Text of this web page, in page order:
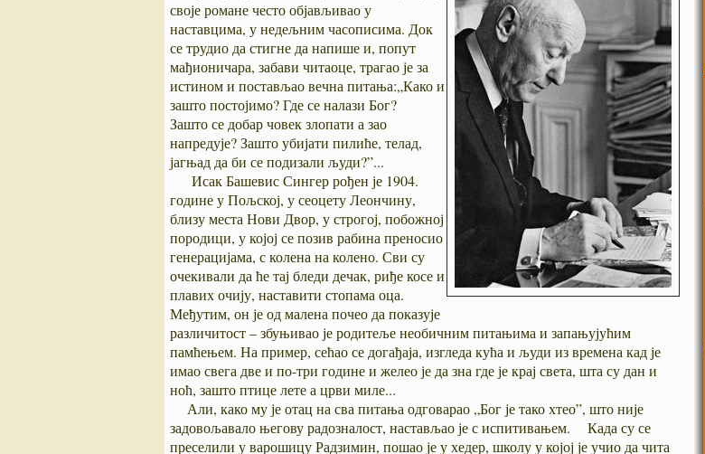
своје романе често објављивао у
наставцима, у недељним часописима. Док
се трудио да стигне да напише и, попут
мађионичара, забави читаоце, трагао је за
истином и постављао вечна питања:„Како и
зашто постојимо? Где се налази Бог?
Зашто се добар човек злопати а зао
напредује? Зашто убијати пилиће, телад,
јагњад да би се подизали људи?”...
Исак Башевис Сингер рођен је 1904.
године у Пољској, у сеоцету Леончину,
близу места Нови Двор, у строгој, побожној
породици, у којој се позив рабина преносио
генерацијама, с колена на колено. Сви су
очекивали да ће тај бледи дечак, риђе косе и
плавих очију, наставити стопама оца.
Међутим, он је од малена почео да показује
различитост – збуњивао је родитеље необичним питањима и запањујућим
памћењем. На пример, сећао се догађаја, изгледа кућа и људи из времена кад је
имао свега две и по-три године и желео је да зна где је крај света, шта су дан и
ноћ, зашто птице лете а црви миле...
Али, како му је отац на сва питања одговарао „Бог је тако хтео”, што није
задовољавало његову радозналост, настављао је с испитивањем. Када су се
преселили у варошицу Радзимин, пошао је у хедер, школу у којој је учио да чита